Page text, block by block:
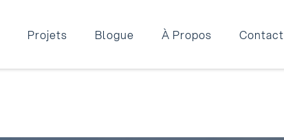
Projets Blogue À Propos Contact